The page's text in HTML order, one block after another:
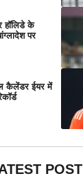
हॉलिडे के
पर
कैलेंडर ईयर में
POST